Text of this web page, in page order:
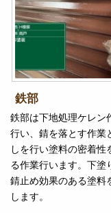
鉄部
鉄部は下地処理ケレン
行い、錆を落とす作業
しを行い塗料の密着性
る作業行います。下塗
錆止め効果のある塗料
します。